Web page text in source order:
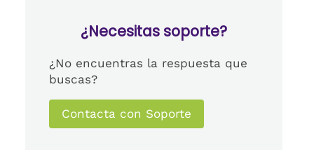
¿Necesitas soporte?
¿No encuentras la respuesta que
buscas?
Contacta con Soporte